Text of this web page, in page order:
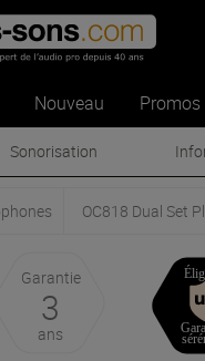
Nouveau Promos
Sonorisation
OC818 Dual Set
Garantie
3
ans